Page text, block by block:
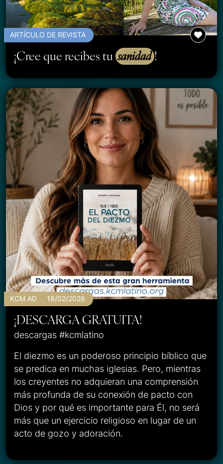
ARTÍCULO DE REVISTA
¡Cree que recibes tu sanidad !
KCM AD 18/02/2026
¡DESCARGA GRATUITA!
descargas #kcmlatino
El diezmo es un poderoso principio bíblico que
se predica en muchas iglesias. Pero, mientras
los creyentes no adquieran una comprensión
más profunda de su conexión de pacto con
Dios y por qué es importante para Él, no será
más que un ejercicio religioso en lugar de un
acto de gozo y adoración.